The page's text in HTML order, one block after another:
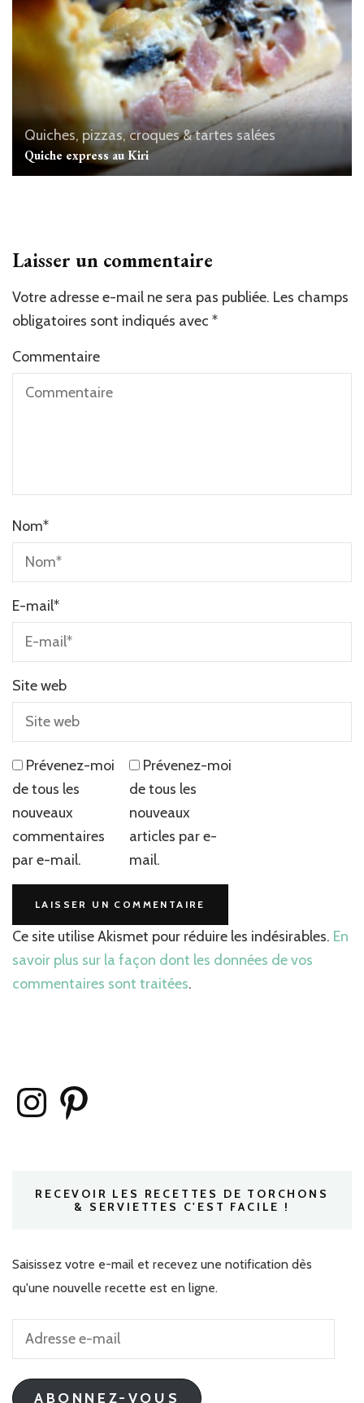
Quiches, pizzas, croques & tartes salées
Quiche express au Kiri
Laisser un commentaire
Votre adresse e-mail ne sera pas publiée. Les champs
obligatoires sont indiqués avec *
Commentaire
Nom*
E-mail*
Site web
Prévenez-moi
de tous les
nouveaux
commentaires
par e-mail.
Prévenez-moi
de tous les
nouveaux
articles par e-
mail.
Ce site utilise Akismet pour réduire les indésirables. En
savoir plus sur la façon dont les données de vos
commentaires sont traitées.
InstagramPinterest
RECEVOIR LES RECETTES DE TORCHONS
& SERVIETTES C'EST FACILE !
Saisissez votre e-mail et recevez une notification dès
qu'une nouvelle recette est en ligne.
Adresse
mail
ABONNEZ-VOUS